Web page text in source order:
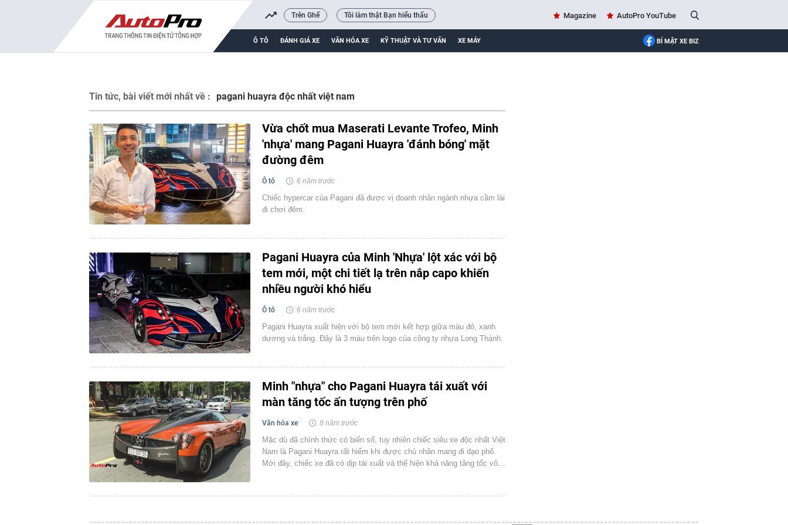
Trên Ghế Tôi làm thật Bạn hiểu thấu Magazine AutoPro YouTube
Ô TÔ ĐÁNH GIÁ XE VĂN HÓA XE KỸ THUẬT VÀ TƯ VẤN XE MÁY BÍ MẬT XE BIZ
Tin tức, bài viết mới nhất về : pagani huayra độc nhất việt nam
Vừa chốt mua Maserati Levante Trofeo, Minh
'nhựa' mang Pagani Huayra 'đánh bóng' mặt
đường đêm
Ô tô 6 năm trước
Chiếc hypercar của Pagani đã được vị doanh nhân ngành nhựa cầm lái
đi chơi đêm.
Pagani Huayra của Minh 'Nhựa' lột xác với bộ
tem mới, một chi tiết lạ trên nắp capo khiến
nhiều người khó hiểu
Ô tô 6 năm trước
Pagani Huayra xuất hiện với bộ tem mới kết hợp giữa màu đỏ, xanh
dương và trắng. Đây là 3 màu trên logo của công ty nhựa Long Thành.
Minh "nhựa" cho Pagani Huayra tái xuất với
màn tăng tốc ấn tượng trên phố
Văn hóa xe 8 năm trước
Mặc dù đã chính thức có biển số, tuy nhiên chiếc siêu xe độc nhất Việt
Nam là Pagani Huayra rất hiếm khi được chủ nhân mang đi dạo phố.
Mới đây, chiếc xe đã có dịp tái xuất và thể hiện khả năng tăng tốc vô…